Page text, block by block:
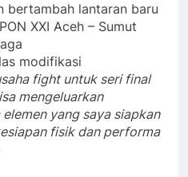
bertambah lantaran baru
XXI Aceh – Sumut
modifikasi
fight untuk seri final
mengeluarkan
yang saya siapkan
fisik dan performa